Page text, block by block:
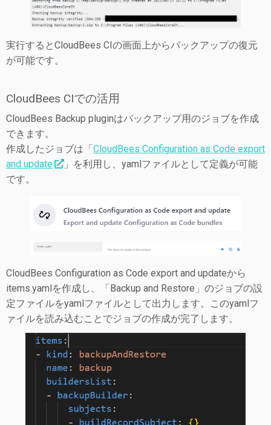
実行するとCloudBees CIの画面上からバックアップの復元
が可能です。
CloudBees CIでの活用
CloudBees Backup pluginはバックアップ用のジョブを作成
できます。
作成したジョブは「CloudBees Configuration as Code export
and update
」を利用し、yamlファイルとして定義が可能
です。
CloudBees Configuration as Code export and updateから
items.yamlを作成し、「Backup and Restore」のジョブの設
定ファイルをyamlファイルとして出力します。このyamlフ
ァイルを読み込むことでジョブの作成が完了します。